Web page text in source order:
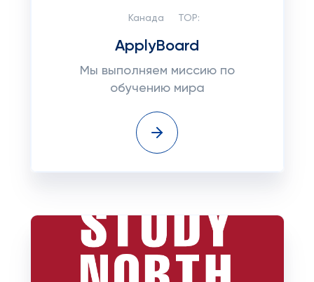
Канада TOP:
ApplyBoard
Мы выполняем миссию по
обучению мира